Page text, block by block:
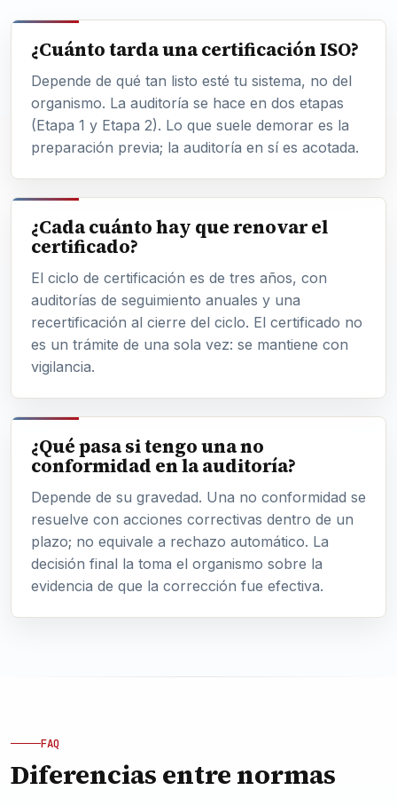
¿Cuánto tarda una certificación ISO?
Depende de qué tan listo esté tu sistema, no del
organismo. La auditoría se hace en dos etapas
(Etapa 1 y Etapa 2). Lo que suele demorar es la
preparación previa; la auditoría en sí es acotada.
¿Cada cuánto hay que renovar el
certificado?
El ciclo de certificación es de tres años, con
auditorías de seguimiento anuales y una
recertificación al cierre del ciclo. El certificado no
es un trámite de una sola vez: se mantiene con
vigilancia.
¿Qué pasa si tengo una no
conformidad en la auditoría?
Depende de su gravedad. Una no conformidad se
resuelve con acciones correctivas dentro de un
plazo; no equivale a rechazo automático. La
decisión final la toma el organismo sobre la
evidencia de que la corrección fue efectiva.
FAQ
Diferencias entre normas